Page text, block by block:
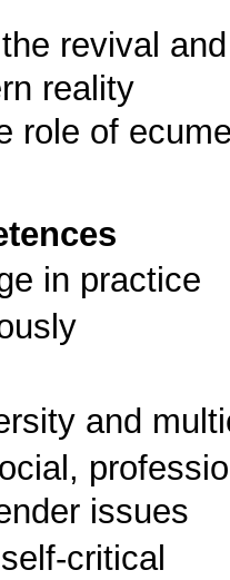
revival
reality
role of
in practice
and
issues
critical